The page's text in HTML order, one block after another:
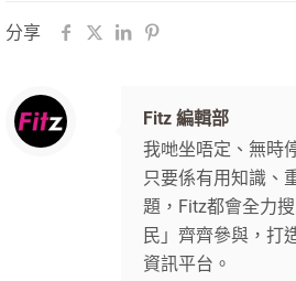
分享
Fitz 編輯部
我哋坐唔定、無時
只要係有用知識、
題，Fitz都會全力
民」齊齊參與，打
資訊平台。